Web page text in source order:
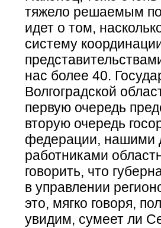
тяжело решаемым
идет о том,
систему
нас более 40.
Волгоградской
первую очередь
вторую очередь
федерации, нашими
работниками
говорить, что
в управлении
это, мягко говоря,
увидим, сумеет ли